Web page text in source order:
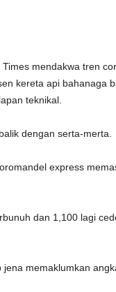
mendakwa tren
kereta api bahanaga
teknikal.
dengan serta-merta.
express
dan 1,100 lagi
memaklumkan